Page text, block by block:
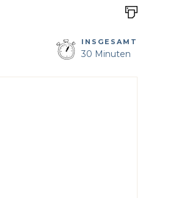
INSGESAMT
30 Minuten